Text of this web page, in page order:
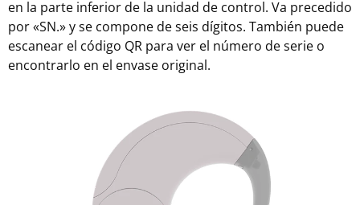
en la parte inferior de la unidad de control. Va precedido
por «SN.» y se compone de seis dígitos. También puede
escanear el código QR para ver el número de serie o
encontrarlo en el envase original.